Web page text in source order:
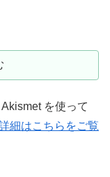
を使って
細はこちらをご覧